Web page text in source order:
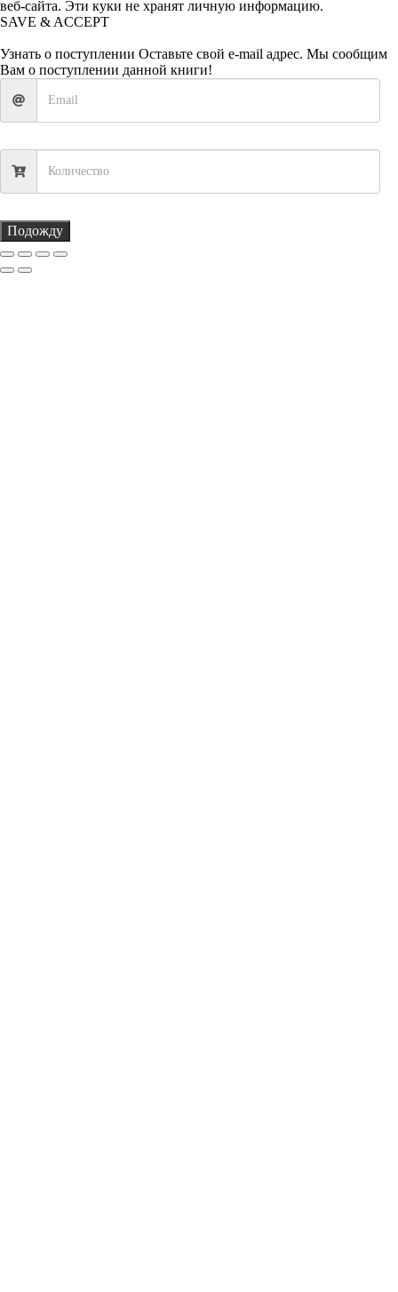
веб-сайта. Эти куки не хранят личную информацию.
SAVE & ACCEPT
Узнать о поступлении Оставьте свой e-mail адрес. Мы сообщим
Вам о поступлении данной книги!
Подожду